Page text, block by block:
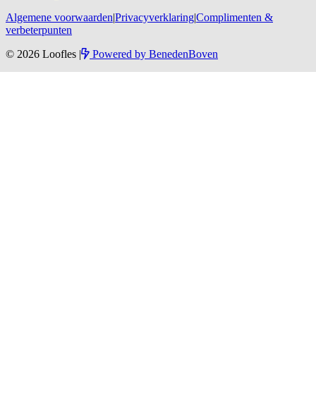
Algemene voorwaarden|Privacyverklaring|Complimenten &
verbeterpunten
© 2026 Loofles | Powered by BenedenBoven